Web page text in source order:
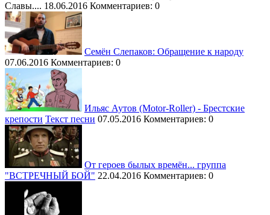
Шилова Виктория
Шойгу Сергей
Шохин Александр
Шрёдер Герхард
Штайнмайер Франк-Вальтер
Шурыгин Владислав
Эрдоган Реджеп Тайип
Эштон Кэтрин
Юнкер Жан-Клод
Явлинский Григорий
Янукович Виктор
Яресько Наталья
Яценюк Арсений
Славы.... 18.06.2016 Комментариев: 0
Семён Слепаков: Обращение к народу
07.06.2016 Комментариев: 0
Ильяс Аутов (Motor-Roller) - Брестские
крепости Текст песни 07.05.2016 Комментариев: 0
От героев былых времён... группа
"ВСТРЕЧНЫЙ БОЙ" 22.04.2016 Комментариев: 0